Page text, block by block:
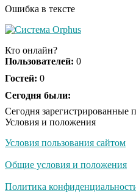
Ошибка в тексте
Кто онлайн?
Пользователей: 0
Гостей: 0
Сегодня были:
Сегодня зарегистрированные
Условия и положения
Условия пользования сайтом
Общие условия и положения
Политика